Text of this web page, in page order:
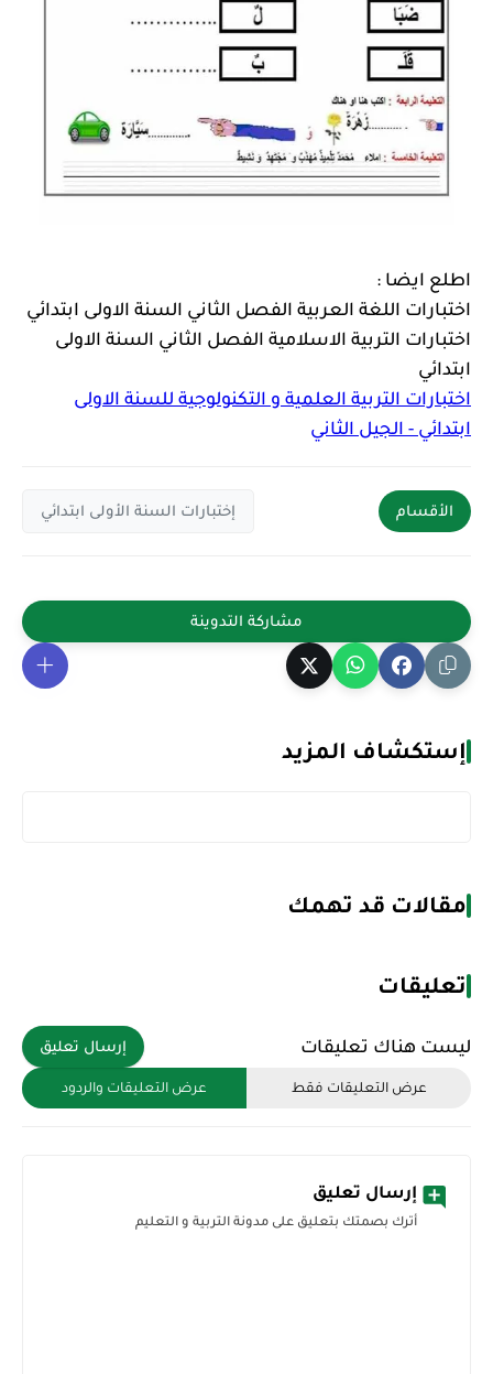
اطلع ايضا :
اختبارات اللغة العربية الفصل الثاني السنة الاولى ابتدائي
اختبارات التربية الاسلامية الفصل الثاني السنة الاولى
ابتدائي
اختبارات التربية العلمية و التكنولوجية للسنة الاولى
ابتدائي - الجيل الثاني
الأقسام إختبارات السنة الأولى ابتدائي
إستكشاف المزيد
مقالات قد تهمك
تعليقات
ليست هناك تعليقات إرسال تعليق
عرض التعليقات فقط عرض التعليقات والردود
إرسال تعليق
أترك بصمتك بتعليق على مدونة التربية و التعليم